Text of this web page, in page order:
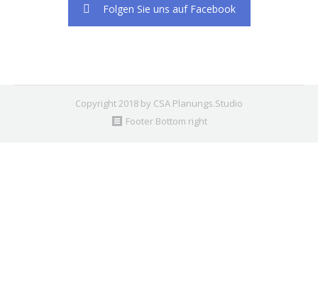
Folgen Sie uns auf Facebook
Copyright 2018 by CSA Planungs.Studio
Footer Bottom right